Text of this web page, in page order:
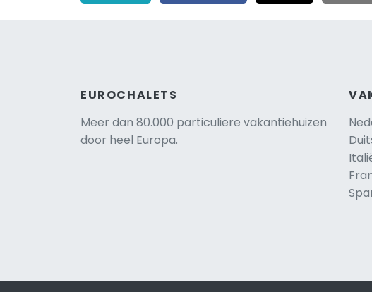
EUROCHALETS
Meer dan 80.000 particuliere vakantiehuizen
door heel Europa.